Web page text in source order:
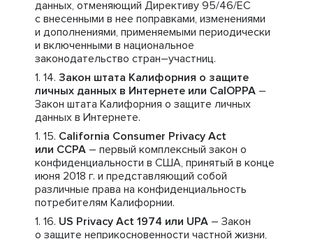
данных, отменяющий Директиву 95/46/ЕС
с внесенными в нее поправками, изменениями
и дополнениями, применяемыми периодически
и включенными в национальное
законодательство стран–участниц.
Закон штата Калифорния о защите
личных данных в Интернете или CalOPPA –
Закон штата Калифорния о защите личных
данных в Интернете.
California Consumer Privacy Act
или CCPA – первый комплексный закон о
конфиденциальности в США, принятый в конце
июня 2018 г. и представляющий собой
различные права на конфиденциальность
потребителям Калифорнии.
US Privacy Act 1974 или UPA – Закон
о защите неприкосновенности частной жизни,